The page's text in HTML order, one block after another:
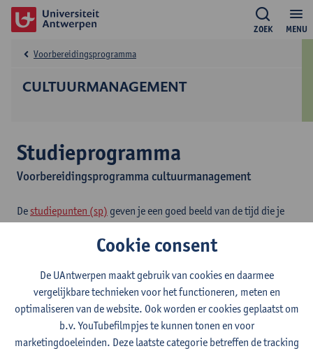
MENU
ZOEK
CULTUURMANAGEMENT
Voorbereidingsprogramma
Studieprogramma
Voorbereidingsprogramma cultuurmanagement
De studiepunten (sp) geven je een goed beeld van de tijd die je
studiepunt moet je rekenen op 25 tot 30 uren studeren, lessen
2026-
2025-
2026
2024-
2025
2023-
2024
2022-
2023
Cookie consent
De UAntwerpen maakt gebruik van cookies en daarmee
vergelijkbare technieken voor het functioneren, meten en
optimaliseren van de website. Ook worden er cookies geplaatst om
b.v. YouTubefilmpjes te kunnen tonen en voor
marketingdoeleinden. Deze laatste categorie betreffen de tracking